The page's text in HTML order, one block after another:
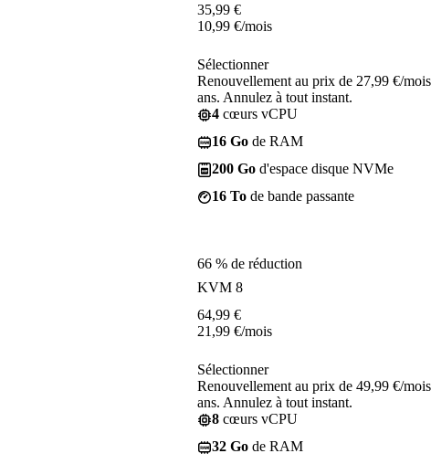
35,99 €
10,99 €/mois
Sélectionner
Renouvellement au prix de 27,99 €/
ans. Annulez à tout instant.
4 cœurs vCPU
16 Go de RAM
200 Go d'espace disque NVMe
16 To de bande passante
66 % de réduction
KVM 8
64,99 €
21,99 €/mois
Sélectionner
Renouvellement au prix de 49,99 €/
ans. Annulez à tout instant.
8 cœurs vCPU
32 Go de RAM